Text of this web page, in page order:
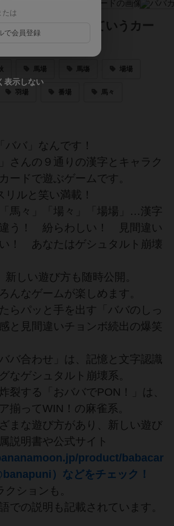
が「ババ」！っていうカー
馬場 馬塲 場場
羽場 番場 馬々
バ」なんです！
さんの９通りの漢字とキャラク
ードで遊ぶゲームです。
ルと笑い満載！
「馬々」「場々」「場場」…漢字
違う！ 紛らわしい！ 見間違い
！ あなたはゲシュタルト崩壊
しい遊び方も随時公開。
んなゲームが楽しめます。
らパッと手を出す「ババのしっ
と見間違いチョンボ続出の爆笑
バ合わせ」は、記憶と文字認識
なゲシュタルト崩壊系。
裂する「おババでPON！」は、
揃ってWIN！の麻雀系。
まな遊び方があり、新しい遊び
説明書や公式サイト
product/babacar
）などをチェック！
ションも。
での説明も記載されています。
たは
で会員登録
表示しない